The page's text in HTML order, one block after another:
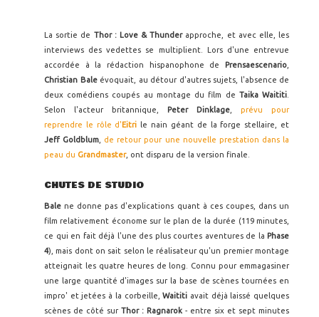
La sortie de Thor : Love & Thunderapproche, et avec elle, les
interviews des vedettes se multiplient. Lors d'une entrevue
accordée à la rédaction hispanophone de Prensaescenario
Christian Baleévoquait, au détour d'autres sujets, l'absence de
deux comédiens coupés au montage du film de Taika Waititi
Selon l'acteur britannique, Peter Dinklage
prévu pour
reprendre le rôle d'Eitri le nain géant de la forge stellaire, et
Jeff Goldblum
de retour pour une nouvelle prestation dans la
peau du Grandmaster, ont disparu de la version finale.
CHUTES DE STUDIO
Bale ne donne pas d'explications quant à ces coupes, dans un
film relativement économe sur le plan de la durée (119 minutes,
ce qui en fait déjà l'une des plus courtes aventures de la Phase
4), mais dont on sait selon le réalisateur qu'un premier montage
atteignait les quatre heures de long. Connu pour emmagasiner
une large quantité d'images sur la base de scènes tournées en
impro' et jetées à la corbeille,Waititi avait déjà laissé quelques
scènes de côté sur Thor : Ragnarok - entre six et sept minutes